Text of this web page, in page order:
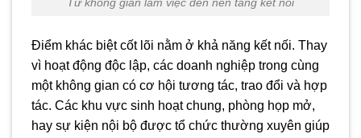
Từ không gian làm việc đến nền tảng kết nối
Điểm khác biệt cốt lõi nằm ở khả năng kết nối. Thay
vì hoạt động độc lập, các doanh nghiệp trong cùng
một không gian có cơ hội tương tác, trao đổi và hợp
tác. Các khu vực sinh hoạt chung, phòng họp mở,
hay sự kiện nội bộ được tổ chức thường xuyên giúp